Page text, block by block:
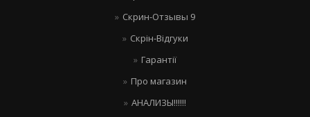
Скрин-Отзывы 9
Скрін-Відгуки
Гарантії
Про магазин
АНАЛИЗЫ!!!!!!